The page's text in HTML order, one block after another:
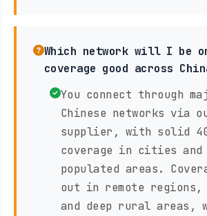
Which network will I be
coverage good across
You connect through
Chinese networks via
supplier, with solid 4G
coverage in cities and
populated areas.
out in remote regions,
and deep rural areas,